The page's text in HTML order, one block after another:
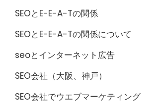
SEOとE-E-A-Tの関係
SEOとE-E-A-Tの関係について
seoとインターネット広告
SEO会社（大阪、神戸）
SEO会社でウエブマーケティング